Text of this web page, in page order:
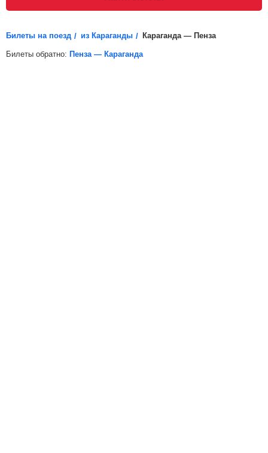
распечатайте электронный билет (посадочный купон)
Электронная регистрация
доступна не на все поезда, в
Билеты на поезд из Караганды Караганда — Пенза
Билеты обратно: Пенза — Караганда